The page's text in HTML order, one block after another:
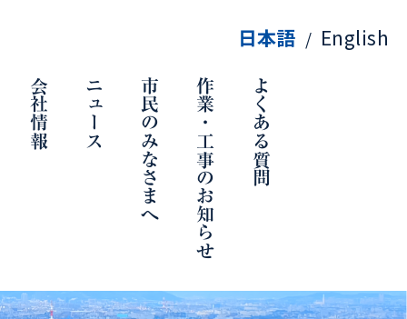
日本語 / English
会社情報 ニュース 市民のみなさまへ 作業・工事のお知らせ よくある質問